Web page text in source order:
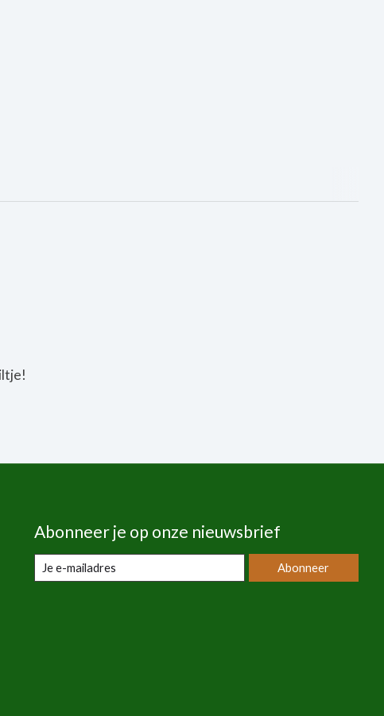
Abonneer je op onze nieuwsbrief
Abonneer